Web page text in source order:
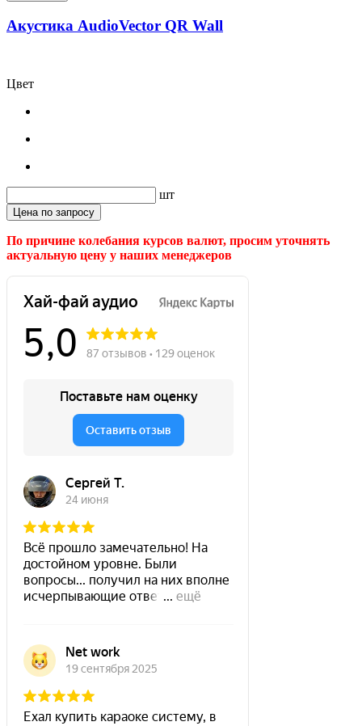
Акустика AudioVector QR Wall
Цвет
шт
Цена по запросу
По причине колебания курсов валют, просим уточнять
актуальную цену у наших менеджеров